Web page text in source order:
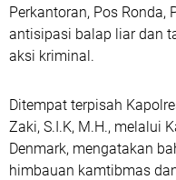
Perkantoran, Pos Ronda,
antisipasi balap liar dan
aksi kriminal.
Ditempat terpisah
Zaki, S.I.K, M.H., melalui
Denmark, mengatakan
himbauan kamtibmas